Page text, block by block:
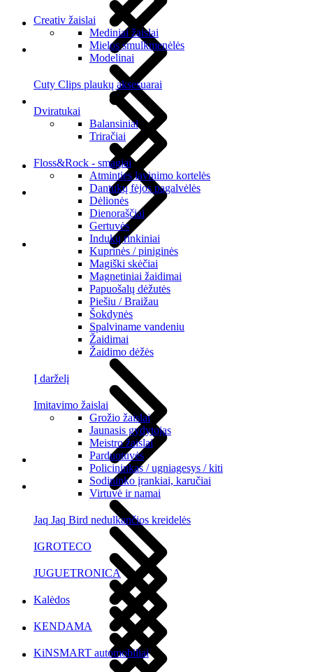
Creativ žaislai
Mediniai žaislai
Mielos smulkmenėlės
Modelinai
Cuty Clips plaukų aksesuarai
Dviratukai
Balansiniai
Triračiai
Floss&Rock - smagiai
Atminties lavinimo kortelės
Dantukų fėjos pagalvėlės
Dėlionės
Dienoraščiai
Gertuvės
Indukų rinkiniai
Kuprinės / piniginės
Magiški skėčiai
Magnetiniai žaidimai
Papuošalų dėžutės
Piešiu / Braižau
Šokdynės
Spalviname vandeniu
Žaidimai
Žaidimo dėžės
Į darželį
Imitavimo žaislai
Grožio žaislai
Jaunasis gydytojas
Meistro žaislai
Parduotuvės
Policininkas / ugniagesys / kiti
Sodininko įrankiai, karučiai
Virtuvė ir namai
Jaq Jaq Bird nedulkančios kreidelės
IGROTECO
JUGUETRONICA
Kalėdos
KENDAMA
KiNSMART automobiliai